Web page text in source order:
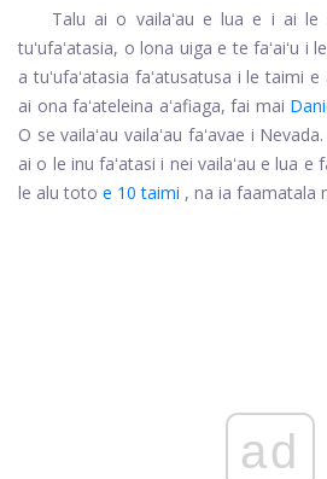
Talu ai o vailaʻau e lua e i ai le
tuʻufaʻatasia, o lona uiga e te faʻaiʻu i
a tuʻufaʻatasia faʻatusatusa i le taimi
ai ona faʻateleina aʻafiaga, fai mai
O se vailaʻau vailaʻau faʻavae i
ai o le inu faʻatasi i nei vailaʻau e lua e
le alu toto e 10 taimi , na ia faamatala
ad